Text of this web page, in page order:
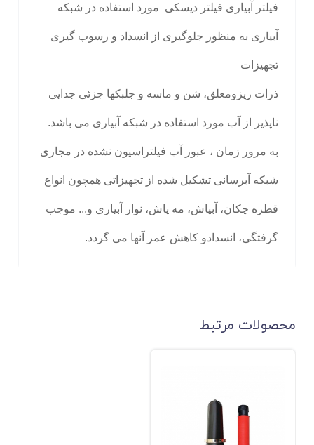
فیلتر آبیاری فیلتر دیسکی مورد استفاده در شبکه
آبیاری به منظور جلوگیری از انسداد و رسوب گیری
تجهیزات
ذرات ریزومعلق، شن و ماسه و جلبکها جزئی جدایی
ناپذیر از آب مورد استفاده در شبکه آبیاری می باشد.
به مرور زمان ، عبور آب فیلتراسیون نشده در مجاری
شبکه آبرسانی تشکیل شده از تجهیزاتی همچون انواع
قطره چکان، آبپاش، مه پاش، نوار آبیاری و... موجب
گرفتگی، انسدادو کاهش عمر آنها می گردد.
محصولات مرتبط